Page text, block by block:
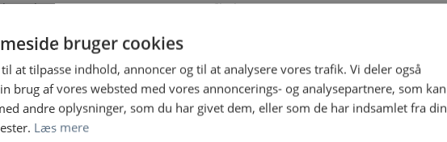
administrere egne ressourcer afbalanceret
etisk og juridisk art
Roskilde
og behandling af børn og unge i
Den samlede medarbejdergruppe er opdelt
børne- og ungeområdet - herunder
bruger cookies
at tilpasse indhold, annoncer og til at analysere vores trafik. Vi deler også
brug af vores websted med vores annoncerings- og analysepartnere, som kan
andre oplysninger, som du har givet dem, eller som de har indsamlet fra din
Læs mere